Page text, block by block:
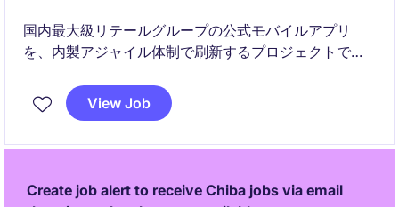
国内最大級リテールグループの公式モバイルアプリ
を、内製アジャイル体制で刷新するプロジェクトで
貫して関わり、アーキテクチャ設計と開発生産性の向
上をリードしていただきます。
View Job
Create job alert to receive Chiba jobs via email